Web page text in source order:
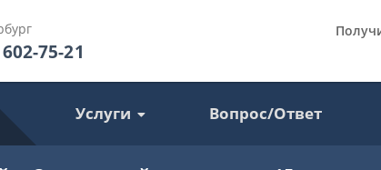
75-21
Услуги Вопрос/Ответ